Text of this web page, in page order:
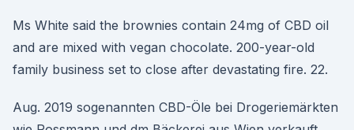
Ms White said the brownies contain 24mg of CBD oil
and are mixed with vegan chocolate. 200-year-old
family business set to close after devastating fire. 22.
Aug. 2019 sogenannten CBD-Öle bei Drogeriemärkten